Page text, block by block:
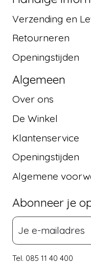
Verzending en
Retourneren
Openingstijden
Algemeen
Over ons
De Winkel
Klantenservice
Openingstijden
Algemene
Abonneer je
Tel. 085 11 40 400